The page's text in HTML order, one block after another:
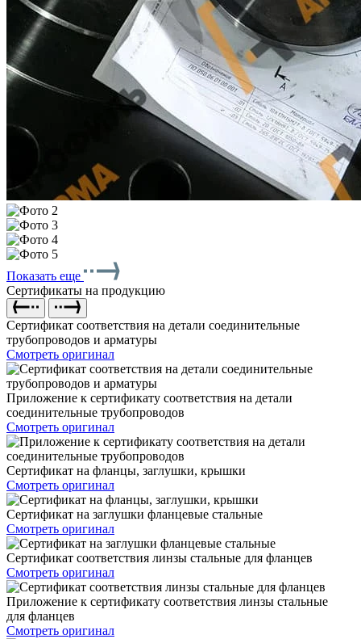
Показать еще
Сертификаты на продукцию
Сертификат соответствия на детали соединительные
трубопроводов и арматуры
Смотреть оригинал
Приложение к сертификату соответствия на детали
соединительные трубопроводов
Смотреть оригинал
Сертификат на фланцы, заглушки, крышки
Смотреть оригинал
Сертификат на заглушки фланцевые стальные
Смотреть оригинал
Сертификат соответствия линзы стальные для фланцев
Смотреть оригинал
Приложение к сертификату соответствия линзы стальные
для фланцев
Смотреть оригинал